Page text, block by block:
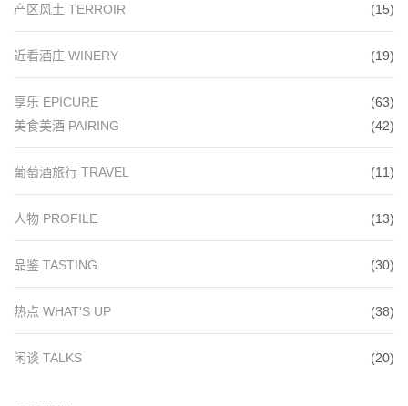
产区风土 TERROIR
(15)
近看酒庄 WINERY (19)
享乐 EPICURE
(63)
美食美酒 PAIRING
(42)
葡萄酒旅行 TRAVEL (11)
人物 PROFILE (13)
品鉴 TASTING (30)
热点 WHAT'S UP (38)
闲谈 TALKS (20)